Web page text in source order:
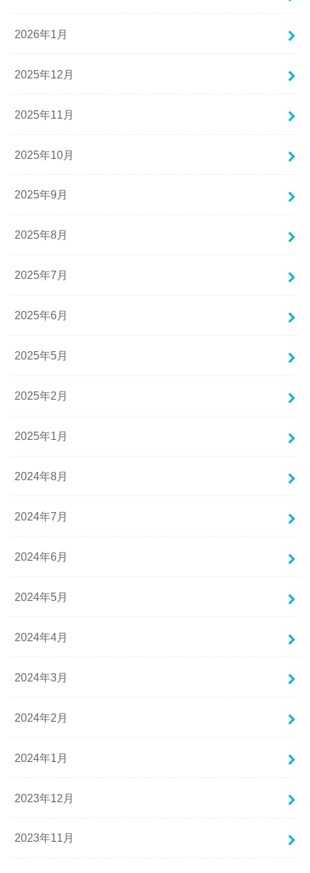
2026年1月
2025年12月
2025年11月
2025年10月
2025年9月
2025年8月
2025年7月
2025年6月
2025年5月
2025年2月
2025年1月
2024年8月
2024年7月
2024年6月
2024年5月
2024年4月
2024年3月
2024年2月
2024年1月
2023年12月
2023年11月